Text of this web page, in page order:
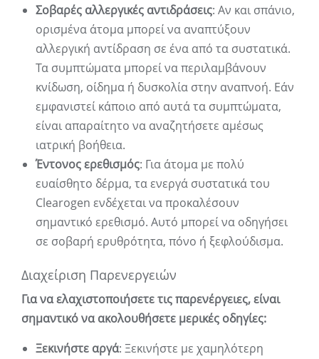
Σοβαρές αλλεργικές αντιδράσεις: Αν και σπάνιο,
ορισμένα άτομα μπορεί να αναπτύξουν
αλλεργική αντίδραση σε ένα από τα συστατικά.
Τα συμπτώματα μπορεί να περιλαμβάνουν
κνίδωση, οίδημα ή δυσκολία στην αναπνοή. Εάν
εμφανιστεί κάποιο από αυτά τα συμπτώματα,
είναι απαραίτητο να αναζητήσετε αμέσως
ιατρική βοήθεια.
Έντονος ερεθισμός: Για άτομα με πολύ
ευαίσθητο δέρμα, τα ενεργά συστατικά του
Clearogen ενδέχεται να προκαλέσουν
σημαντικό ερεθισμό. Αυτό μπορεί να οδηγήσει
σε σοβαρή ερυθρότητα, πόνο ή ξεφλούδισμα.
Διαχείριση Παρενεργειών
Για να ελαχιστοποιήσετε τις παρενέργειες, είναι
σημαντικό να ακολουθήσετε μερικές οδηγίες:
Ξεκινήστε αργά: Ξεκινήστε με χαμηλότερη